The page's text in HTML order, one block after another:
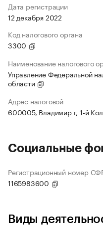
Дата регистрации
12 декабря 2022
Код налогового органа
3300
Наименование налогового
Управление Федеральной
области
Адрес налоговой
600005, Владимир г, 1-й
Социальные
Регистрационный номер
1165983600
Виды